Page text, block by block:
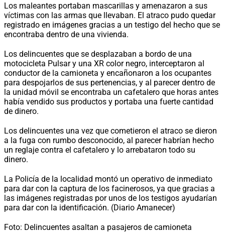
Los maleantes portaban mascarillas y amenazaron a sus
víctimas con las armas que llevaban. El atraco pudo quedar
registrado en imágenes gracias a un testigo del hecho que se
encontraba dentro de una vivienda.
Los delincuentes que se desplazaban a bordo de una
motocicleta Pulsar y una XR color negro, interceptaron al
conductor de la camioneta y encañonaron a los ocupantes
para despojarlos de sus pertenencias, y al parecer dentro de
la unidad móvil se encontraba un cafetalero que horas antes
había vendido sus productos y portaba una fuerte cantidad
de dinero.
Los delincuentes una vez que cometieron el atraco se dieron
a la fuga con rumbo desconocido, al parecer habrían hecho
un reglaje contra el cafetalero y lo arrebataron todo su
dinero.
La Policía de la localidad montó un operativo de inmediato
para dar con la captura de los facinerosos, ya que gracias a
las imágenes registradas por unos de los testigos ayudarían
para dar con la identificación. (Diario Amanecer)
Foto: Delincuentes asaltan a pasajeros de camioneta